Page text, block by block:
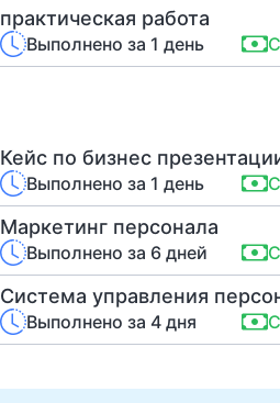
практическая работа
Выполнено за 1 день
Кейс по бизнес
Выполнено за 1 день
Маркетинг персонала
Выполнено за 6 дней
Система управления
Выполнено за 4 дня